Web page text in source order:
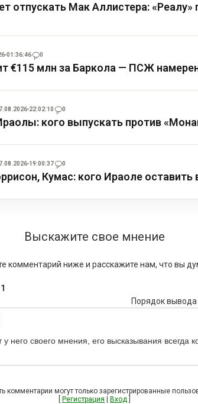
отпускать Мак Аллистера:
01:36:46 0
€115 млн за Баркола — ПСЖ
22:02:10 0
кого выпускать против
19:00:37 0
Кумас: кого Ираоле оставить
Выскажите свое мнение
комментарий ниже и расскажите нам, что вы
1
Порядок
него своего мнения, его высказывания всегда
комментарии могут только зарегистрированные
Регистрация Вход